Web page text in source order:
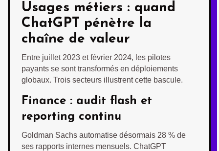
Usages métiers : quand
ChatGPT pénètre la
chaîne de valeur
Entre juillet 2023 et février 2024, les pilotes
payants se sont transformés en déploiements
globaux. Trois secteurs illustrent cette bascule.
Finance : audit flash et
reporting continu
Goldman Sachs automatise désormais 28 % de
ses rapports internes mensuels. ChatGPT